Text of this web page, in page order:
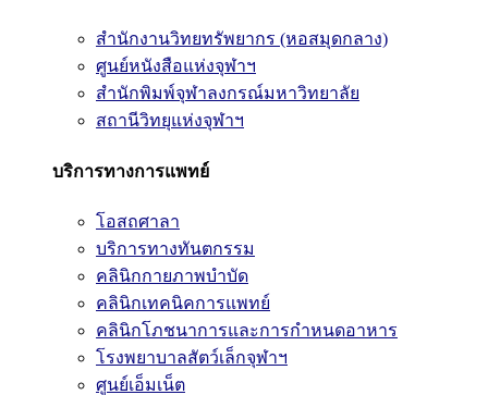
สำนักงานวิทยทรัพยากร (หอสมุดกลาง)
ศูนย์หนังสือแห่งจุฬาฯ
สำนักพิมพ์จุฬาลงกรณ์มหาวิทยาลัย
สถานีวิทยุแห่งจุฬาฯ
บริการทางการแพทย์
โอสถศาลา
บริการทางทันตกรรม
คลินิกกายภาพบำบัด
คลินิกเทคนิคการแพทย์
คลินิกโภชนาการและการกำหนดอาหาร
โรงพยาบาลสัตว์เล็กจุฬาฯ
ศูนย์เอ็มเน็ต